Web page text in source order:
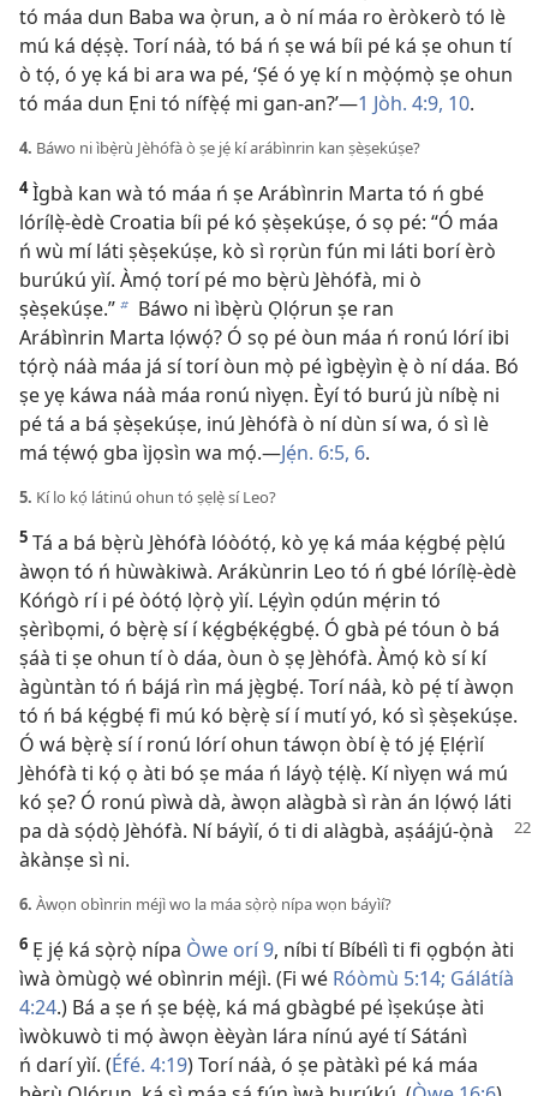
tó máa dun Baba wa ọ̀run, a ò ní máa ro èròkerò tó lè
mú ká dẹ́ṣẹ̀. Torí náà, tó bá ń ṣe wá bíi pé ká ṣe ohun tí
ò tọ́, ó yẹ ká bi ara wa pé, ‘Ṣé ó yẹ kí n mọ̀ọ́mọ̀ ṣe ohun
tó máa dun Ẹni tó nífẹ̀ẹ́ mi gan-an?’​—1 Jòh. 4:9, 10.
4. Báwo ni ìbẹ̀rù Jèhófà ò ṣe jẹ́ kí arábìnrin kan ṣèṣekúṣe?
4Ìgbà kan wà tó máa ń ṣe Arábìnrin Marta tó ń gbé
lórílẹ̀-èdè Croatia bíi pé kó ṣèṣekúṣe, ó sọ pé: “Ó máa
ń wù mí láti ṣèṣekúṣe, kò sì rọrùn fún mi láti borí èrò
burúkú yìí. Àmọ́ torí pé mo bẹ̀rù Jèhófà, mi ò
ṣèṣekúṣe.”b Báwo ni ìbẹ̀rù Ọlọ́run ṣe ran
Arábìnrin Marta lọ́wọ́? Ó sọ pé òun máa ń ronú lórí ibi
tọ́rọ̀ náà máa já sí torí òun mọ̀ pé ìgbẹ̀yìn ẹ̀ ò ní dáa. Bó
ṣe yẹ káwa náà máa ronú nìyẹn. Èyí tó burú jù níbẹ̀ ni
pé tá a bá ṣèṣekúṣe, inú Jèhófà ò ní dùn sí wa, ó sì lè
má tẹ́wọ́ gba ìjọsìn wa mọ́.​—Jẹ́n. 6:5, 6.
5. Kí lo kọ́ látinú ohun tó ṣẹlẹ̀ sí Leo?
5 Tá a bá bẹ̀rù Jèhófà lóòótọ́, kò yẹ ká máa kẹ́gbẹ́ pẹ̀lú
àwọn tó ń hùwàkiwà. Arákùnrin Leo tó ń gbé lórílẹ̀-èdè
Kóńgò rí i pé òótọ́ lọ̀rọ̀ yìí. Lẹ́yìn ọdún mẹ́rin tó
ṣèrìbọmi, ó bẹ̀rẹ̀ sí í kẹ́gbẹ́kẹ́gbẹ́. Ó gbà pé tóun ò bá
ṣáà ti ṣe ohun tí ò dáa, òun ò ṣẹ Jèhófà. Àmọ́ kò sí kí
àgùntàn tó ń bájá rìn má jẹ̀gbẹ́. Torí náà, kò pẹ́ tí àwọn
tó ń bá kẹ́gbẹ́ fi mú kó bẹ̀rẹ̀ sí í mutí yó, kó sì ṣèṣekúṣe.
Ó wá bẹ̀rẹ̀ sí í ronú lórí ohun táwọn òbí ẹ̀ tó jẹ́ Ẹlẹ́rìí
Jèhófà ti kọ́ ọ àti bó ṣe máa ń láyọ̀ tẹ́lẹ̀. Kí nìyẹn wá mú
kó ṣe? Ó ronú pìwà dà, àwọn alàgbà sì ràn án lọ́wọ́ láti
pa dà sọ́dọ̀ Jèhófà. Ní báyìí, ó ti di alàgbà, aṣáájú-ọ̀nà
àkànṣe sì ni.
6. Àwọn obìnrin méjì wo la máa sọ̀rọ̀ nípa wọn báyìí?
6 Ẹ jẹ́ ká sọ̀rọ̀ nípa Òwe orí 9, níbi tí Bíbélì ti fi ọgbọ́n àti
ìwà òmùgọ̀ wé obìnrin méjì. (Fi wé Róòmù 5:14; Gálátíà
4:24.) Bá a ṣe ń ṣe bẹ́ẹ̀, ká má gbàgbé pé ìṣekúṣe àti
ìwòkuwò ti mọ́ àwọn èèyàn lára nínú ayé tí Sátánì
ń darí yìí. (Éfé. 4:19) Torí náà, ó ṣe pàtàkì pé ká máa